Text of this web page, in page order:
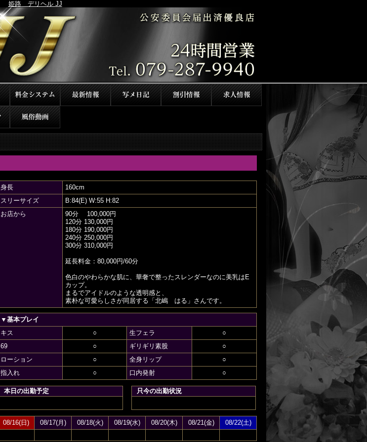
姫路 デリヘル JJ
身長
160cm
スリーサイズ
B:84(E) W:55 H:82
お店から
90分 100,000円
120分 130,000円
180分 190,000円
240分 250,000円
300分 310,000円
延長料金：80,000円/60分
色白のやわらかな肌に、華奢で整ったスレンダーなのに美乳はE
カップ。
まるでアイドルのような透明感と、
素朴な可愛らしさが同居する「北嶋 はる」さんです。
▼基本プレイ
キス
○ 生フェラ
○
69
○ ギリギリ素股
○
ローション
○ 全身リップ
○
指入れ
○ 口内発射 ○
本日の出勤予定 只今の出勤状況
08/16(日) 08/17(月) 08/18(火) 08/19(水) 08/20(木) 08/21(金) 08/22(土)